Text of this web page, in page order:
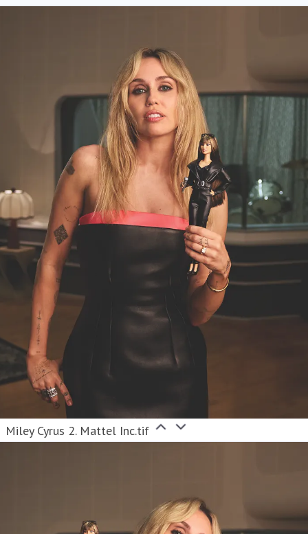
Miley Cyrus 2. Mattel Inc.tif